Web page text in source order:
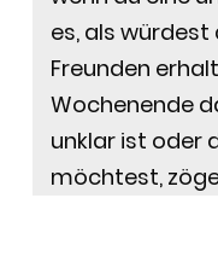
es, als würdest
Freunden
Wochenende
unklar ist oder
möchtest,